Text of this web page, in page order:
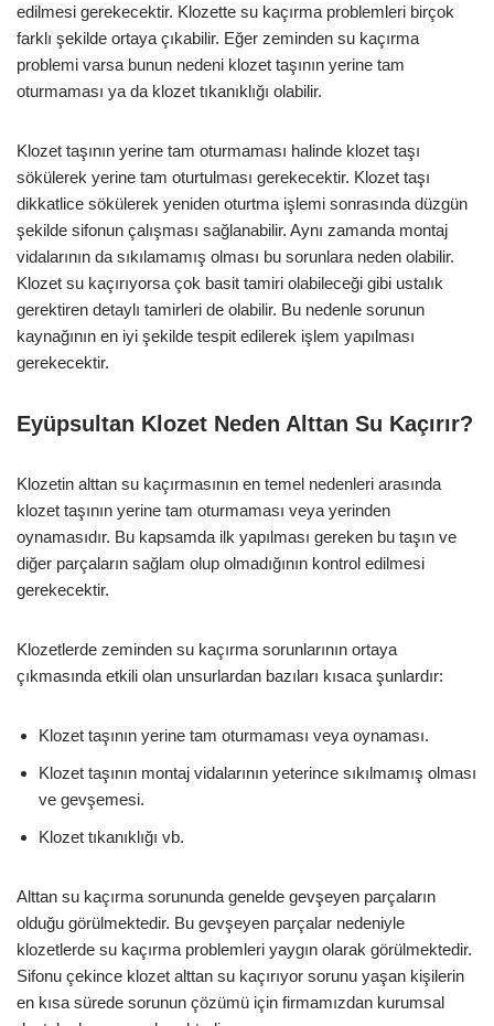
edilmesi gerekecektir. Klozette su kaçırma problemleri birçok
farklı şekilde ortaya çıkabilir. Eğer zeminden su kaçırma
problemi varsa bunun nedeni klozet taşının yerine tam
oturmaması ya da klozet tıkanıklığı olabilir.
Klozet taşının yerine tam oturmaması halinde klozet taşı
sökülerek yerine tam oturtulması gerekecektir. Klozet taşı
dikkatlice sökülerek yeniden oturtma işlemi sonrasında düzgün
şekilde sifonun çalışması sağlanabilir. Aynı zamanda montaj
vidalarının da sıkılamamış olması bu sorunlara neden olabilir.
Klozet su kaçırıyorsa çok basit tamiri olabileceği gibi ustalık
gerektiren detaylı tamirleri de olabilir. Bu nedenle sorunun
kaynağının en iyi şekilde tespit edilerek işlem yapılması
gerekecektir.
Eyüpsultan Klozet Neden Alttan Su Kaçırır?
Klozetin alttan su kaçırmasının en temel nedenleri arasında
klozet taşının yerine tam oturmaması veya yerinden
oynamasıdır. Bu kapsamda ilk yapılması gereken bu taşın ve
diğer parçaların sağlam olup olmadığının kontrol edilmesi
gerekecektir.
Klozetlerde zeminden su kaçırma sorunlarının ortaya
çıkmasında etkili olan unsurlardan bazıları kısaca şunlardır:
Klozet taşının yerine tam oturmaması veya oynaması.
Klozet taşının montaj vidalarının yeterince sıkılmamış olması
ve gevşemesi.
Klozet tıkanıklığı vb.
Alttan su kaçırma sorununda genelde gevşeyen parçaların
olduğu görülmektedir. Bu gevşeyen parçalar nedeniyle
klozetlerde su kaçırma problemleri yaygın olarak görülmektedir.
Sifonu çekince klozet alttan su kaçırıyor sorunu yaşan kişilerin
en kısa sürede sorunun çözümü için firmamızdan kurumsal